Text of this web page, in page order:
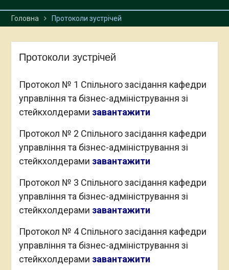
Головна Протоколи зустрічей
Протоколи зустрічей
Протокол № 1 Спільного засідання кафедри
управління та бізнес-адміністрування зі
стейкхолдерами завантажити
Протокол № 2 Спільного засідання кафедри
управління та бізнес-адміністрування зі
стейкхолдерами завантажити
Протокол № 3 Спільного засідання кафедри
управління та бізнес-адміністрування зі
стейкхолдерами завантажити
Протокол № 4 Спільного засідання кафедри
управління та бізнес-адміністрування зі
стейкхолдерами завантажити